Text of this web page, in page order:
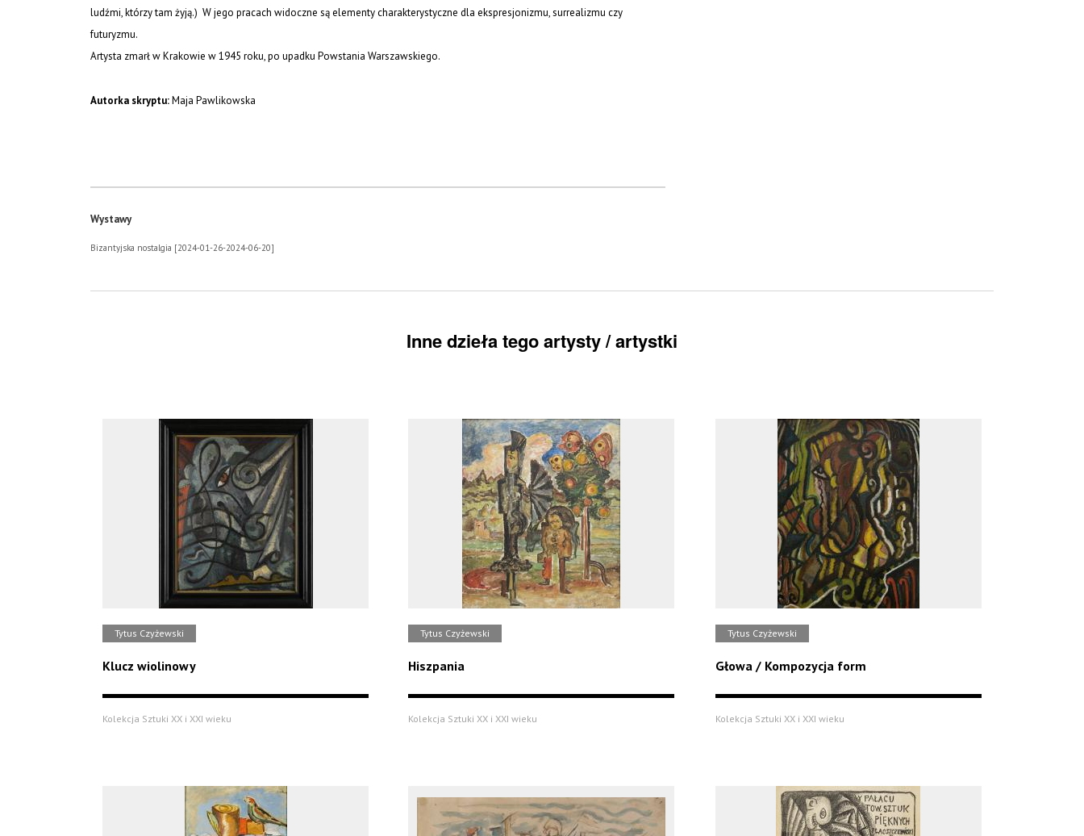
ludźmi, którzy tam żyją.) W jego pracach widoczne są elementy charakterystyczne dla ekspresjonizmu, surrealizmu czy
futuryzmu.
Artysta zmarł w Krakowie w 1945 roku, po upadku Powstania Warszawskiego.
Autorka skryptu:Maja Pawlikowska
Wystawy
Bizantyjska nostalgia [2024-01-26-2024-06-20]
Inne dzieła tego artysty / artystki
Tytus Czyżewski
Klucz wiolinowy
Kolekcja Sztuki XX i XXI wieku
Tytus Czyżewski
Hiszpania
Kolekcja Sztuki XX i XXI wieku
Tytus Czyżewski
Głowa / Kompozycja form
Kolekcja Sztuki XX i XXI wieku